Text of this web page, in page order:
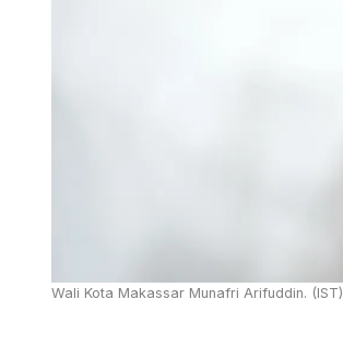
Wali Kota Makassar Munafri Arifuddin. (IST)